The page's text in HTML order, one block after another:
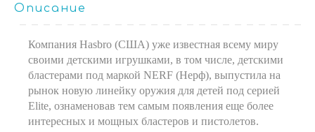
Описание
Компания Hasbro (США) уже известная всему миру
своими детскими игрушками, в том числе, детскими
бластерами под маркой NERF (Нерф), выпустила на
рынок новую линейку оружия для детей под серией
Elite, ознаменовав тем самым появления еще более
интересных и мощных бластеров и пистолетов.